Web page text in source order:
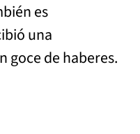
es
una
goce de haberes.